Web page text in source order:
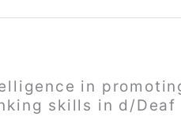
in
skills in d/Deaf